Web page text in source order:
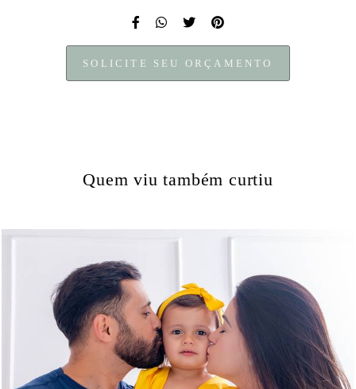
SOLICITE SEU ORÇAMENTO
Quem viu também curtiu